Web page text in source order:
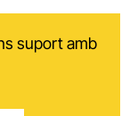
suport amb